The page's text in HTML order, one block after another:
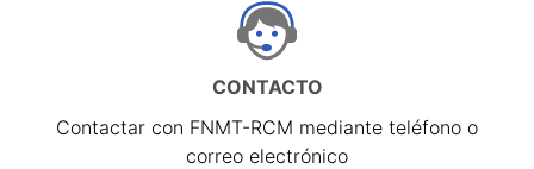
CONTACTO
Contactar con FNMT-RCM mediante teléfono o
correo electrónico